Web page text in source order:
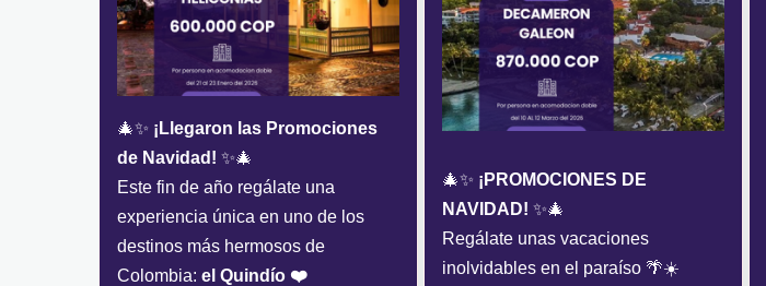
🎄✨ ¡Llegaron las Promociones
de Navidad! ✨🎄
Este fin de año regálate una
experiencia única en uno de los
destinos más hermosos de
Colombia: el Quindío ❤️
🎄✨ ¡PROMOCIONES DE
NAVIDAD! ✨🎄
Regálate unas vacaciones
inolvidables en el paraíso 🌴☀️